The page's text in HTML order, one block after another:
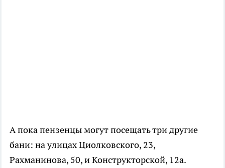
А пока пензенцы могут посещать три другие
бани: на улицах Циолковского, 23,
Рахманинова, 50, и Конструкторской, 12а.